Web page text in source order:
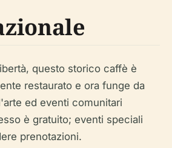
questo storico caffè è
restaurato e ora funge da
ed eventi comunitari
è gratuito; eventi speciali
prenotazioni.